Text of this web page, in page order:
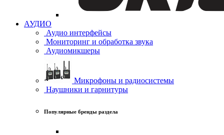
АУДИО
Аудио интерфейсы
Мониторинг и обработка звука
Аудиомикшеры
Микрофоны и радиосистемы
Наушники и гарнитуры
Популярные бренды раздела